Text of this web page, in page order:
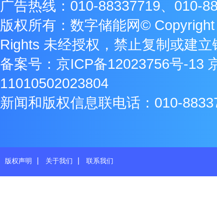
广告热线：010-88337719、010-
版权所有：数字储能网©
Rights 未经授权，禁止复制或建立
备案号： 京ICP备12023756号-13
11010502023804
新闻和版权信息联电话：010-
版权声明 关于我们 联系我们